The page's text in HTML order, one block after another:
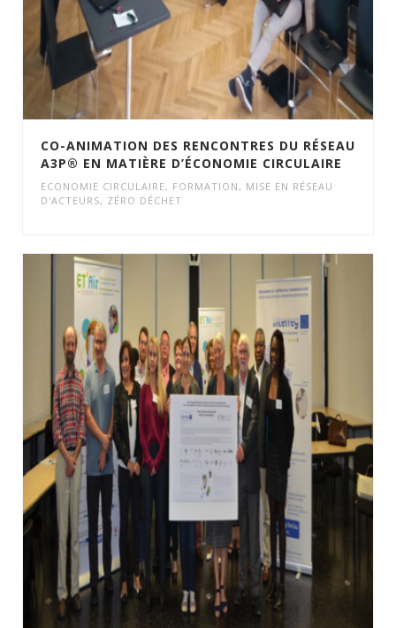
CO-ANIMATION DES RENCONTRES DU RÉSEAU
A3P® EN MATIÈRE D’ÉCONOMIE CIRCULAIRE
ECONOMIE CIRCULAIRE, FORMATION , MISE EN RÉSEAU
D'ACTEURS, ZÉRO DÉCHET